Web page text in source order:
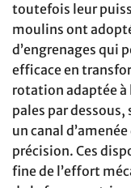
toutefois leur
moulins ont
d’engrenages qui
efficace en
rotation adaptée à
pales par
un canal
précision. Ces
fine de l’effort